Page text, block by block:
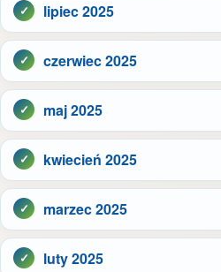
lipiec 2025
czerwiec 2025
maj 2025
kwiecień 2025
marzec 2025
luty 2025